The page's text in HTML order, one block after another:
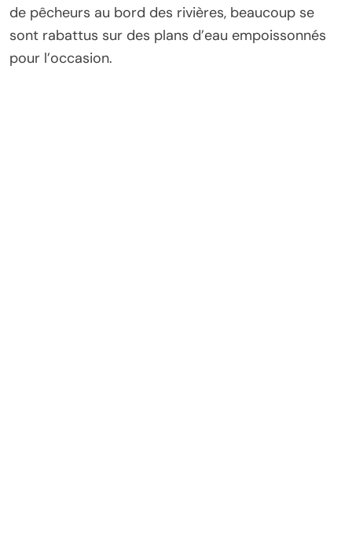
de pêcheurs au bord des rivières, beaucoup se
sont rabattus sur des plans d’eau empoissonnés
pour l’occasion.